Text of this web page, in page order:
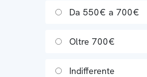
Da 550€ a 700€
Oltre 700€
Indifferente